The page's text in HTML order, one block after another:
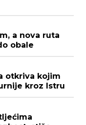
a nova ruta
obale
otkriva kojim
kroz Istru